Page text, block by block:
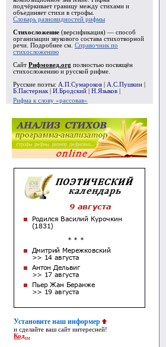
подчёркивает границу между стихами и
объединяет стихи в строфы
Словарь разновидностей рифмы
Стихосложение (версификация) — способ
организации звукового состава стихотворной
речи. Подробнее см. Справочник по
стихосложению
Сайт Рифмовед.org полностью посвящён
стихосложению и русской рифме.
Русские поэты: А.П.Сумароков А.С.Пушкин
Б.Пастернак
И.Бродский Н.Языков
Рифма к слову «рассовав»
Установите наш информер
и сделайте ваш сайт интересней!
Код...